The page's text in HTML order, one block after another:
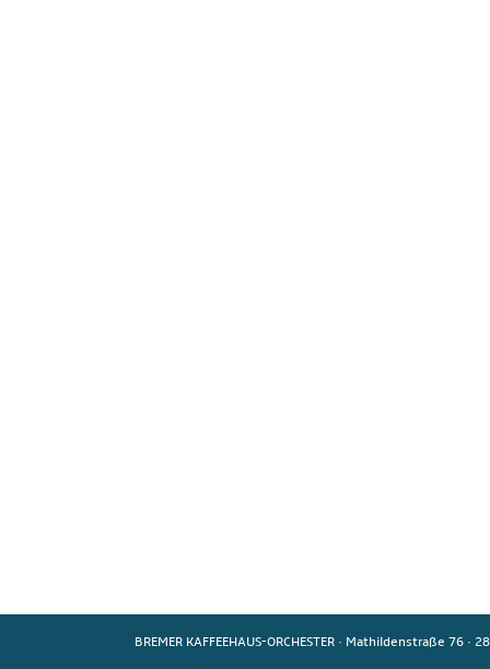
BREMER KAFFEEHAUS-ORCHESTER · Mathildenstraße 76 ·